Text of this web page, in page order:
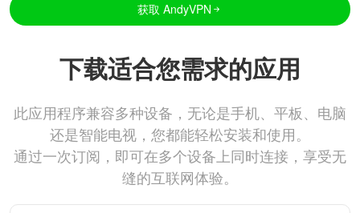
获取 AndyVPN
下载适合您需求的应用
此应用程序兼容多种设备，无论是手机、平板、电脑
还是智能电视，您都能轻松安装和使用。
通过一次订阅，即可在多个设备上同时连接，享受无
缝的互联网体验。